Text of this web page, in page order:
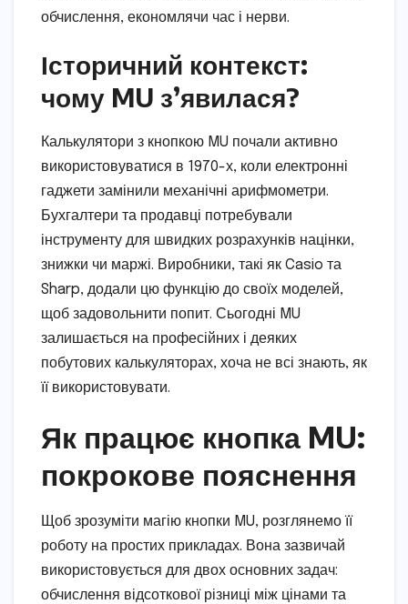
обчислення, економлячи час і нерви.
Історичний контекст:
чому MU з’явилася?
Калькулятори з кнопкою MU почали активно
використовуватися в 1970-х, коли електронні
гаджети замінили механічні арифмометри.
Бухгалтери та продавці потребували
інструменту для швидких розрахунків націнки,
знижки чи маржі. Виробники, такі як Casio та
Sharp, додали цю функцію до своїх моделей,
щоб задовольнити попит. Сьогодні MU
залишається на професійних і деяких
побутових калькуляторах, хоча не всі знають, як
її використовувати.
Як працює кнопка MU:
покрокове пояснення
Щоб зрозуміти магію кнопки MU, розглянемо її
роботу на простих прикладах. Вона зазвичай
використовується для двох основних задач:
обчислення відсоткової різниці між цінами та